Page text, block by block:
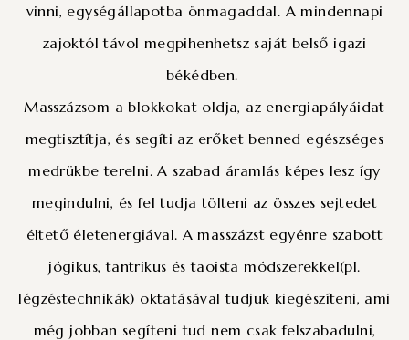
vinni, egységállapotba önmagaddal. A mindennapi
zajoktól távol megpihenhetsz saját belső igazi
békédben.
Masszázsom a blokkokat oldja, az energiapályáidat
megtisztítja, és segíti az erőket benned egészséges
medrükbe terelni. A szabad áramlás képes lesz így
megindulni, és fel tudja tölteni az összes sejtedet
éltető életenergiával. A masszázst egyénre szabott
jógikus, tantrikus és taoista módszerekkel(pl.
légzéstechnikák) oktatásával tudjuk kiegészíteni, ami
még jobban segíteni tud nem csak felszabadulni,